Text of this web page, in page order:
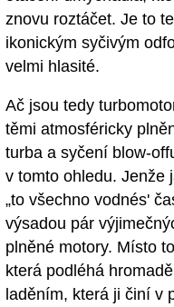
znovu roztáčet. Je to
ikonickým syčivým
velmi hlasité.
Ač jsou tedy
těmi atmosféricky
turba a syčení blow-
v tomto ohledu. Jenže
„to všechno vodnés'
výsadou pár
plněné motory. Místo
která podléhá
laděním, která ji činí v